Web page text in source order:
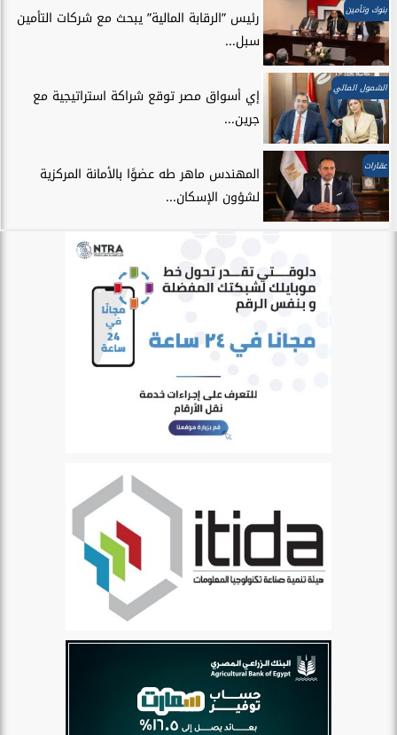
بنوك وتأمين
رئيس ”الرقابة المالية” يبحث مع شركات التأمين
سبل...
الشمول المالي
إي أسواق مصر توقع شراكة استراتيجية مع
جرين...
عقارات
المهندس ماهر طه عضوًا بالأمانة المركزية
لشؤون الإسكان...